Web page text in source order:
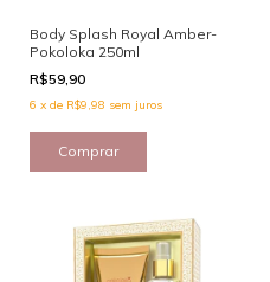
Body Splash Royal Amber-
Pokoloka 250ml
R$59,90
6 x de R$9,98 sem juros